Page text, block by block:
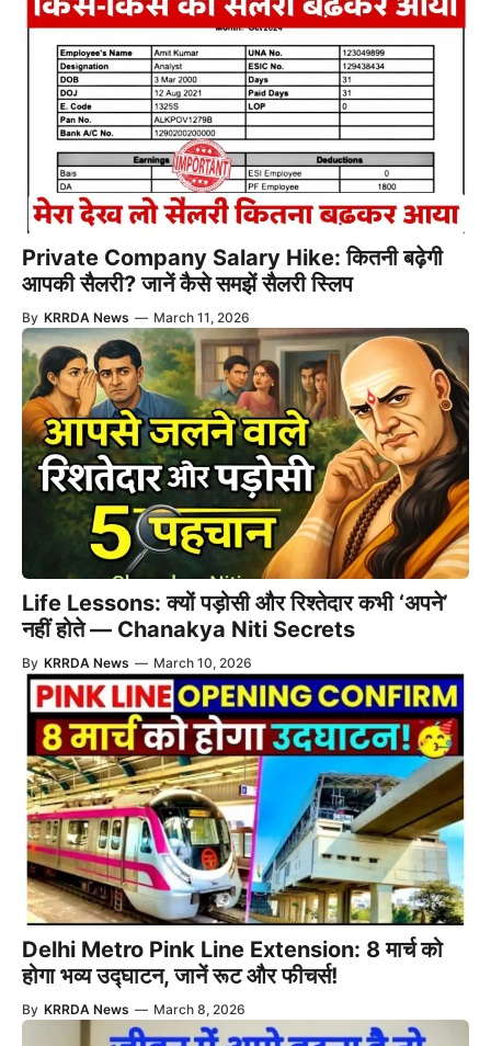
Private Company Salary Hike: कितनी बढ़ेगी
आपकी सैलरी? जानें कैसे समझें सैलरी स्लिप
By KRRDA News — March 11, 2026
Life Lessons: क्यों पड़ोसी और रिश्तेदार कभी ‘अपने’
नहीं होते — Chanakya Niti Secrets
By KRRDA News — March 10, 2026
Delhi Metro Pink Line Extension: 8 मार्च को
होगा भव्य उद्घाटन, जानें रूट और फीचर्स!
By KRRDA News — March 8, 2026